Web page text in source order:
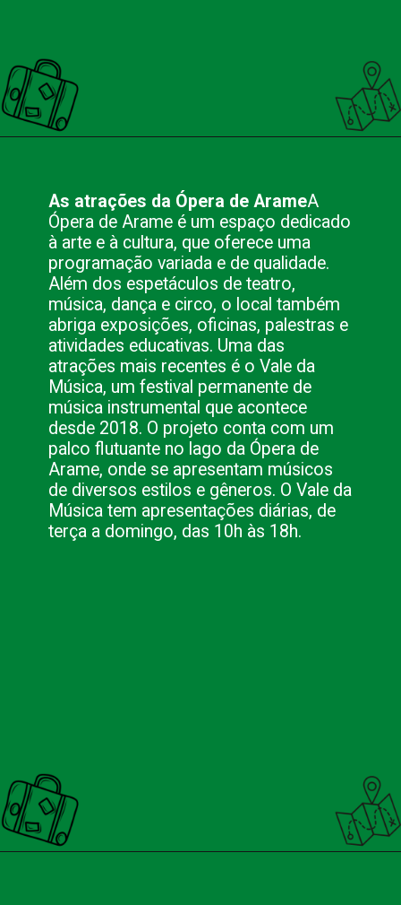
As atrações da Ópera de ArameA
Ópera de Arame é um espaço dedicado
à arte e à cultura, que oferece uma
programação variada e de qualidade.
Além dos espetáculos de teatro,
música, dança e circo, o local também
abriga exposições, oficinas, palestras e
atividades educativas. Uma das
atrações mais recentes é o Vale da
Música, um festival permanente de
música instrumental que acontece
desde 2018. O projeto conta com um
palco flutuante no lago da Ópera de
Arame, onde se apresentam músicos
de diversos estilos e gêneros. O Vale da
Música tem apresentações diárias, de
terça a domingo, das 10h às 18h.